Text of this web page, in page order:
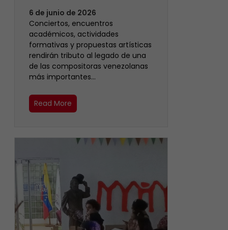
6 de junio de 2026
Conciertos, encuentros
académicos, actividades
formativas y propuestas artísticas
rendirán tributo al legado de una
de las compositoras venezolanas
más importantes…
Read More